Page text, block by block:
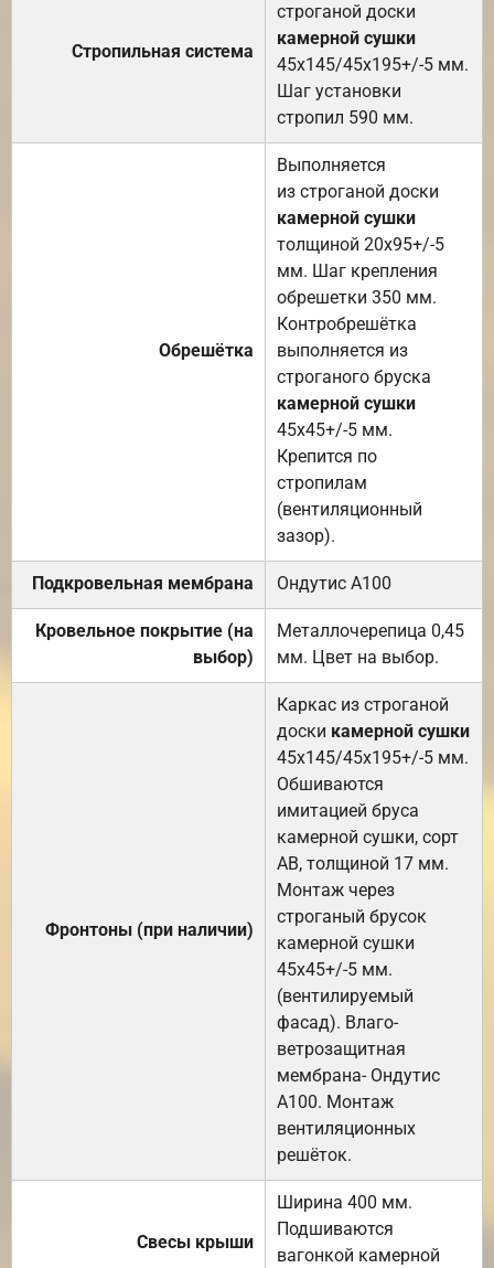
Стропильная система
строганой доски
камерной сушки
45х145/45х195+/-5 мм.
Шаг установки
стропил 590 мм.
Обрешётка
Выполняется
из строганой доски
камерной сушки
толщиной 20х95+/-5
мм. Шаг крепления
обрешетки 350 мм.
Контробрешётка
выполняется из
строганого бруска
камерной сушки
45х45+/-5 мм.
Крепится по
стропилам
(вентиляционный
зазор).
Подкровельная мембрана Ондутис А100
Кровельное покрытие (на
выбор)
Металлочерепица 0,45
мм. Цвет на выбор.
Фронтоны (при наличии)
Каркас из строганой
доски камерной сушки
45х145/45х195+/-5 мм.
Обшиваются
имитацией бруса
камерной сушки, сорт
АВ, толщиной 17 мм.
Монтаж через
строганый брусок
камерной сушки
45х45+/-5 мм.
(вентилируемый
фасад). Влаго-
ветрозащитная
мембрана- Ондутис
А100. Монтаж
вентиляционных
решёток.
Свесы крыши
Ширина 400 мм.
Подшиваются
вагонкой камерной